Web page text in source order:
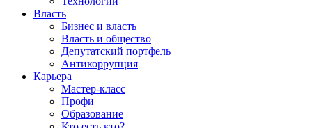
Власть
Бизнес и власть
Власть и общество
Депутатский портфель
Антикоррупция
Карьера
Мастер-класс
Профи
Образование